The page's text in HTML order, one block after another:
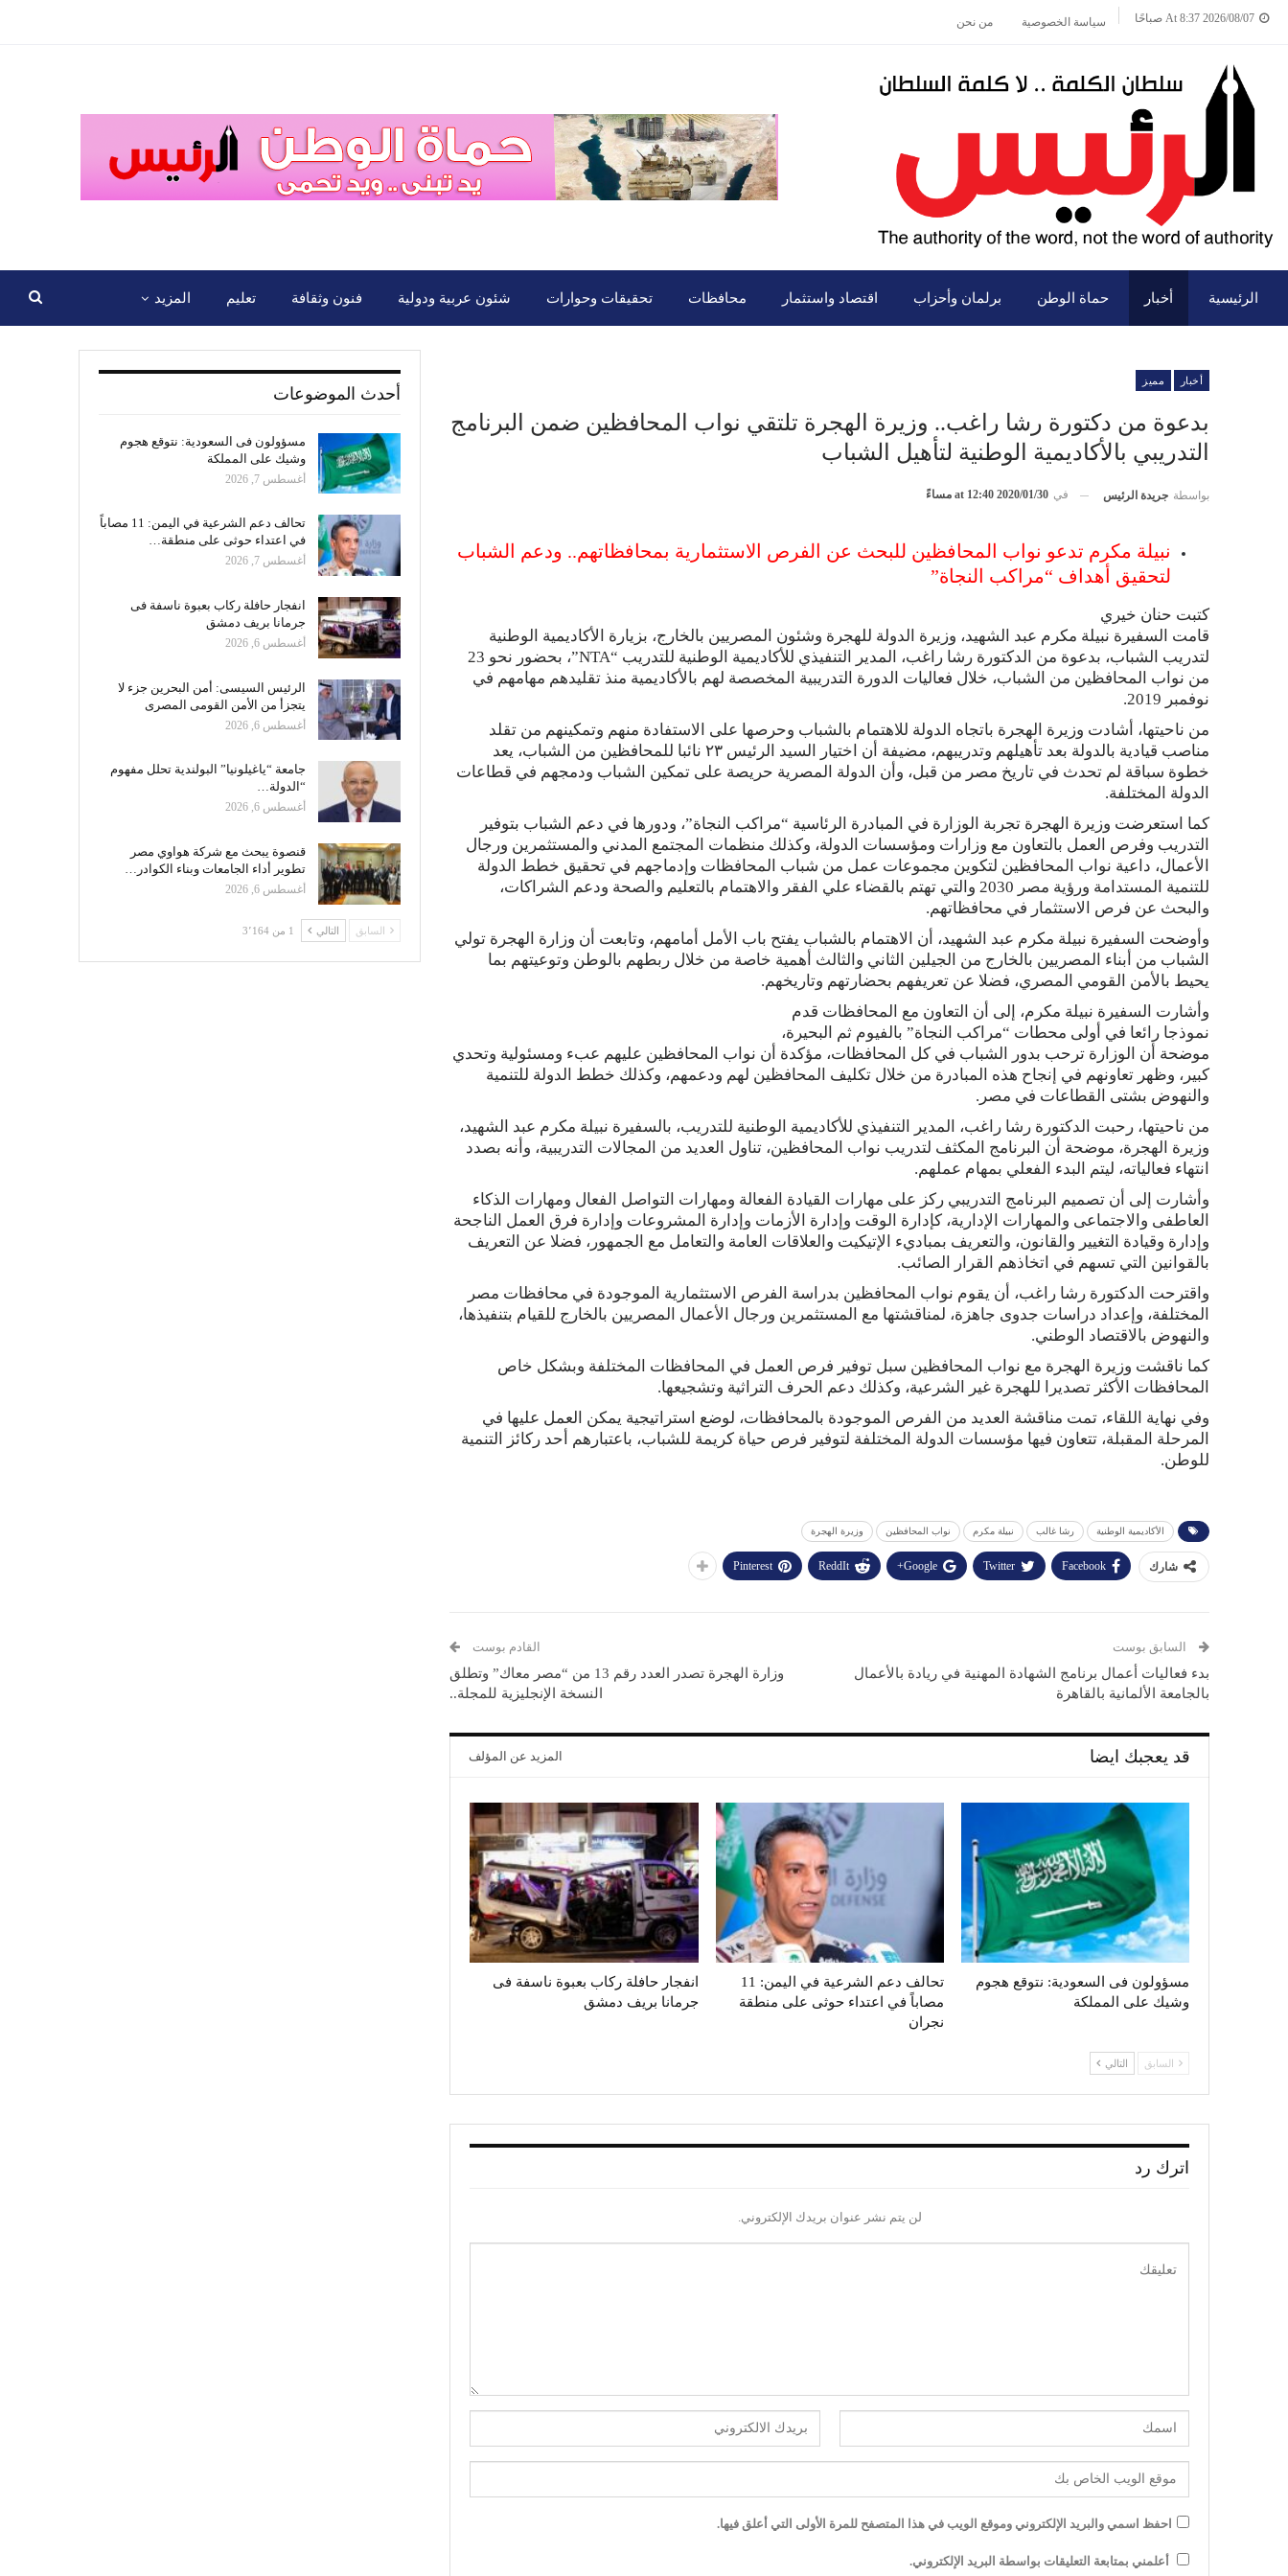
2026/08/07 At 8:37 صباحًا سياسة الخصوصية من نحن
الرئيسية أخبار حماة الوطن برلمان وأحزاب اقتصاد واستثمار محافظات تحقيقات وحوارات شئون عربية ودولية فنون وثقافة تعليم المزيد
أخبار مميز
بدعوة من دكتورة رشا راغب.. وزيرة الهجرة تلتقي نواب المحافظين ضمن البرنامج
التدريبي بالأكاديمية الوطنية لتأهيل الشباب
بواسطة جريدة الرئيس في 2020/01/30 at 12:40 مساءً
نبيلة مكرم تدعو نواب المحافظين للبحث عن الفرص الاستثمارية بمحافظاتهم.. ودعم الشباب
لتحقيق أهداف “مراكب النجاة”
كتبت حنان خيري
قامت السفيرة نبيلة مكرم عبد الشهيد، وزيرة الدولة للهجرة وشئون المصريين بالخارج، بزيارة الأكاديمية الوطنية
لتدريب الشباب، بدعوة من الدكتورة رشا راغب، المدير التنفيذي للأكاديمية الوطنية للتدريب “NTA”، بحضور نحو 23
من نواب المحافظين من الشباب، خلال فعاليات الدورة التدريبية المخصصة لهم بالأكاديمية منذ تقليدهم مهامهم في
نوفمبر 2019.
من ناحيتها، أشادت وزيرة الهجرة باتجاه الدولة للاهتمام بالشباب وحرصها على الاستفادة منهم وتمكينهم من تقلد
مناصب قيادية بالدولة بعد تأهيلهم وتدريبهم، مضيفة أن اختيار السيد الرئيس ٢٣ نائبا للمحافظين من الشباب، يعد
خطوة سباقة لم تحدث في تاريخ مصر من قبل، وأن الدولة المصرية حريصة على تمكين الشباب ودمجهم في قطاعات
الدولة المختلفة.
كما استعرضت وزيرة الهجرة تجربة الوزارة في المبادرة الرئاسية “مراكب النجاة”، ودورها في دعم الشباب بتوفير
التدريب وفرص العمل بالتعاون مع وزارات ومؤسسات الدولة، وكذلك منظمات المجتمع المدني والمستثمرين ورجال
الأعمال، داعية نواب المحافظين لتكوين مجموعات عمل من شباب المحافظات وإدماجهم في تحقيق خطط الدولة
للتنمية المستدامة ورؤية مصر 2030 والتي تهتم بالقضاء علي الفقر والاهتمام بالتعليم والصحة ودعم الشراكات،
والبحث عن فرص الاستثمار في محافظاتهم.
وأوضحت السفيرة نبيلة مكرم عبد الشهيد، أن الاهتمام بالشباب يفتح باب الأمل أمامهم، وتابعت أن وزارة الهجرة تولي
الشباب من أبناء المصريين بالخارج من الجيلين الثاني والثالث أهمية خاصة من خلال ربطهم بالوطن وتوعيتهم بما
يحيط بالأمن القومي المصري، فضلا عن تعريفهم بحضارتهم وتاريخهم.
وأشارت السفيرة نبيلة مكرم، إلى أن التعاون مع المحافظات قدم
نموذجا رائعا في أولى محطات “مراكب النجاة” بالفيوم ثم البحيرة،
موضحة أن الوزارة ترحب بدور الشباب في كل المحافظات، مؤكدة أن نواب المحافظين عليهم عبء ومسئولية وتحدي
كبير، وظهر تعاونهم في إنجاح هذه المبادرة من خلال تكليف المحافظين لهم ودعمهم، وكذلك خطط الدولة للتنمية
والنهوض بشتى القطاعات في مصر.
من ناحيتها، رحبت الدكتورة رشا راغب، المدير التنفيذي للأكاديمية الوطنية للتدريب، بالسفيرة نبيلة مكرم عبد الشهيد،
وزيرة الهجرة، موضحة أن البرنامج المكثف لتدريب نواب المحافظين، تناول العديد من المجالات التدريبية، وأنه بصدد
انتهاء فعالياته، ليتم البدء الفعلي بمهام عملهم.
وأشارت إلى أن تصميم البرنامج التدريبي ركز على مهارات القيادة الفعالة ومهارات التواصل الفعال ومهارات الذكاء
العاطفى والاجتماعى والمهارات الإدارية، كإدارة الوقت وإدارة الأزمات وإدارة المشروعات وإدارة فرق العمل الناجحة
وإدارة وقيادة التغيير والقانون، والتعريف بمباديء الإتيكيت والعلاقات العامة والتعامل مع الجمهور، فضلا عن التعريف
بالقوانين التي تسهم في اتخاذهم القرار الصائب.
واقترحت الدكتورة رشا راغب، أن يقوم نواب المحافظين بدراسة الفرص الاستثمارية الموجودة في محافظات مصر
المختلفة، وإعداد دراسات جدوى جاهزة، لمناقشتها مع المستثمرين ورجال الأعمال المصريين بالخارج للقيام بتنفيذها،
والنهوض بالاقتصاد الوطني.
كما ناقشت وزيرة الهجرة مع نواب المحافظين سبل توفير فرص العمل في المحافظات المختلفة وبشكل خاص
المحافظات الأكثر تصديرا للهجرة غير الشرعية، وكذلك دعم الحرف التراثية وتشجيعها.
وفي نهاية اللقاء، تمت مناقشة العديد من الفرص الموجودة بالمحافظات، لوضع استراتيجية يمكن العمل عليها في
المرحلة المقبلة، تتعاون فيها مؤسسات الدولة المختلفة لتوفير فرص حياة كريمة للشباب، باعتبارهم أحد ركائز التنمية
للوطن.
الأكاديمية الوطنية رشا غالب نبيلة مكرم نواب المحافظين وزيرة الهجرة
شارك Facebook
Twitter
Google+
ReddIt
Pinterest
السابق بوست
بدء فعاليات أعمال برنامج الشهادة المهنية في ريادة بالأعمال
بالجامعة الألمانية بالقاهرة
القادم بوست
وزارة الهجرة تصدر العدد رقم 13 من “مصر معاك” وتطلق
النسخة الإنجليزية للمجلة..
قد يعجبك ايضا المزيد عن المؤلف
مسؤولون فى السعودية: نتوقع هجوم
وشيك على المملكة
تحالف دعم الشرعية في اليمن: 11
مصاباً في اعتداء حوثى على منطقة
نجران
انفجار حافلة ركاب بعبوة ناسفة فى
جرمانا بريف دمشق
السابق التالي
اترك رد
لن يتم نشر عنوان بريدك الإلكتروني.
احفظ اسمي والبريد الإلكتروني وموقع الويب في هذا المتصفح للمرة الأولى التي أعلق فيها.
أعلمني بمتابعة التعليقات بواسطة البريد الإلكتروني.
أحدث الموضوعات
مسؤولون فى السعودية: نتوقع هجوم
وشيك على المملكة
أغسطس 7, 2026
تحالف دعم الشرعية في اليمن: 11 مصاباً
في اعتداء حوثى على منطقة…
أغسطس 7, 2026
انفجار حافلة ركاب بعبوة ناسفة فى
جرمانا بريف دمشق
أغسطس 6, 2026
الرئيس السيسى: أمن البحرين جزء لا
يتجزأ من الأمن القومى المصرى
أغسطس 6, 2026
جامعة “ياغيلونيا” البولندية تحلل مفهوم
“الدولة…
أغسطس 6, 2026
قنصوة يبحث مع شركة هواوي مصر
تطوير أداء الجامعات وبناء الكوادر…
أغسطس 6, 2026
السابق التالي 1 من 3٬164